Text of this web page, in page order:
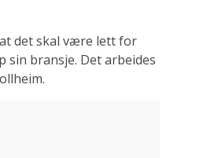
det skal være lett for
bransje. Det arbeides